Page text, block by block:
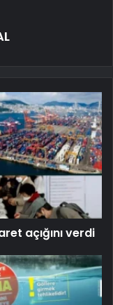
açığını verdi